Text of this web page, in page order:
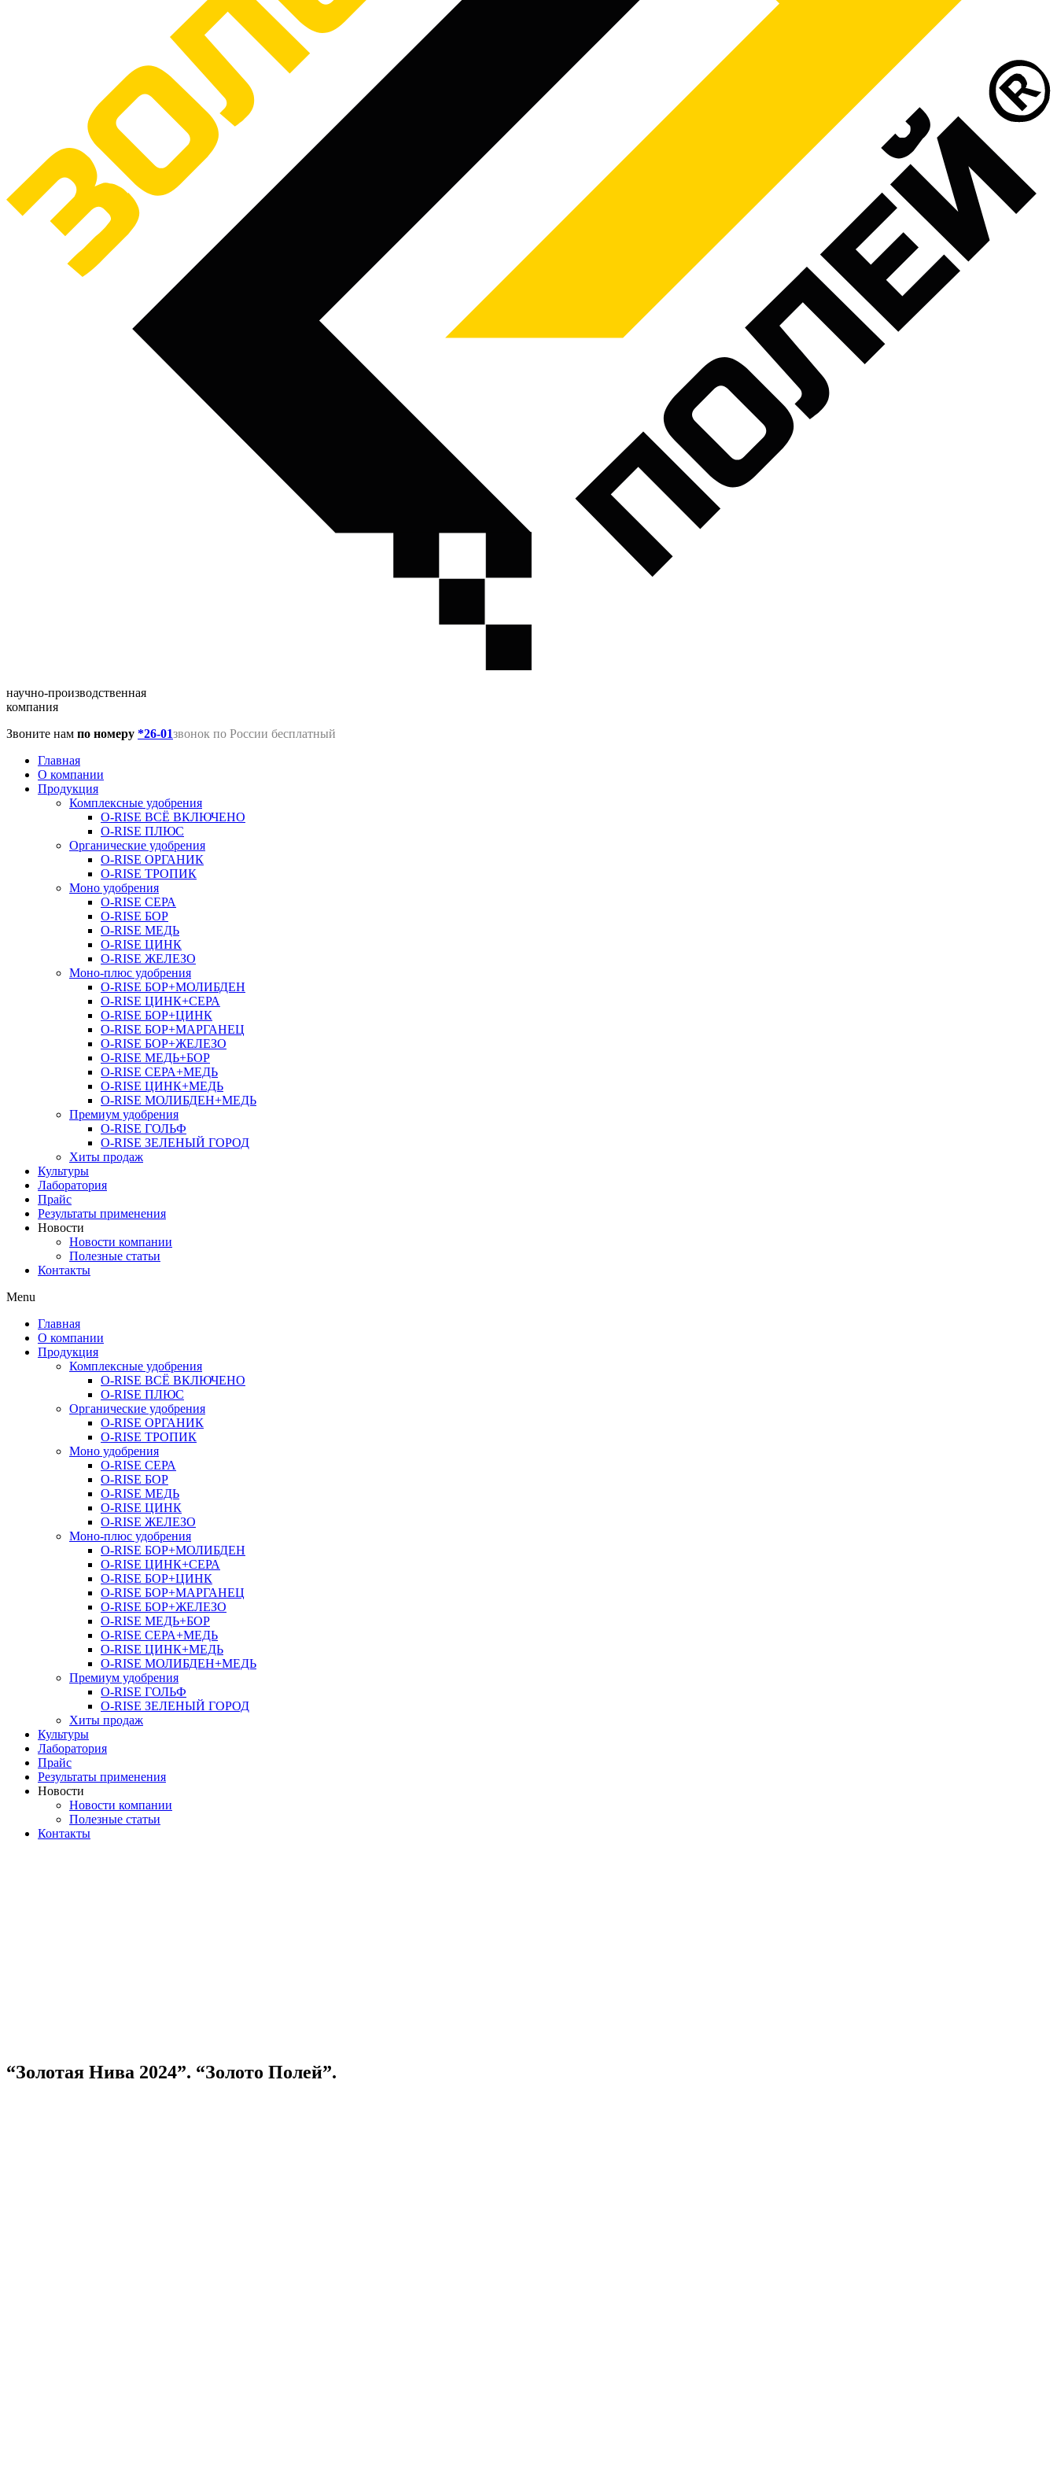
научно-производственная
компания
Звоните нам по номеру *26-01звонок по России бесплатный
Главная
О компании
Продукция
Комплексные удобрения
O-RISE ВСЁ ВКЛЮЧЕНО
O-RISE ПЛЮС
Органические удобрения
O-RISE ОРГАНИК
O-RISE ТРОПИК
Моно удобрения
O-RISE СЕРА
O-RISE БОР
O-RISE МЕДЬ
O-RISE ЦИНК
O-RISE ЖЕЛЕЗО
Моно-плюс удобрения
O-RISE БОР+МОЛИБДЕН
O-RISE ЦИНК+СЕРА
O-RISE БОР+ЦИНК
O-RISE БОР+МАРГАНЕЦ
O-RISE БОР+ЖЕЛЕЗО
O-RISE МЕДЬ+БОР
O-RISE СЕРА+МЕДЬ
O-RISE ЦИНК+МЕДЬ
O-RISE МОЛИБДЕН+МЕДЬ
Премиум удобрения
O-RISE ГОЛЬФ
O-RISE ЗЕЛЕНЫЙ ГОРОД
Хиты продаж
Культуры
Лаборатория
Прайс
Результаты применения
Новости
Новости компании
Полезные статьи
Контакты
Menu
Главная
О компании
Продукция
Комплексные удобрения
O-RISE ВСЁ ВКЛЮЧЕНО
O-RISE ПЛЮС
Органические удобрения
O-RISE ОРГАНИК
O-RISE ТРОПИК
Моно удобрения
O-RISE СЕРА
O-RISE БОР
O-RISE МЕДЬ
O-RISE ЦИНК
O-RISE ЖЕЛЕЗО
Моно-плюс удобрения
O-RISE БОР+МОЛИБДЕН
O-RISE ЦИНК+СЕРА
O-RISE БОР+ЦИНК
O-RISE БОР+МАРГАНЕЦ
O-RISE БОР+ЖЕЛЕЗО
O-RISE МЕДЬ+БОР
O-RISE СЕРА+МЕДЬ
O-RISE ЦИНК+МЕДЬ
O-RISE МОЛИБДЕН+МЕДЬ
Премиум удобрения
O-RISE ГОЛЬФ
O-RISE ЗЕЛЕНЫЙ ГОРОД
Хиты продаж
Культуры
Лаборатория
Прайс
Результаты применения
Новости
Новости компании
Полезные статьи
Контакты
“Золотая Нива 2024”. “Золото Полей”.